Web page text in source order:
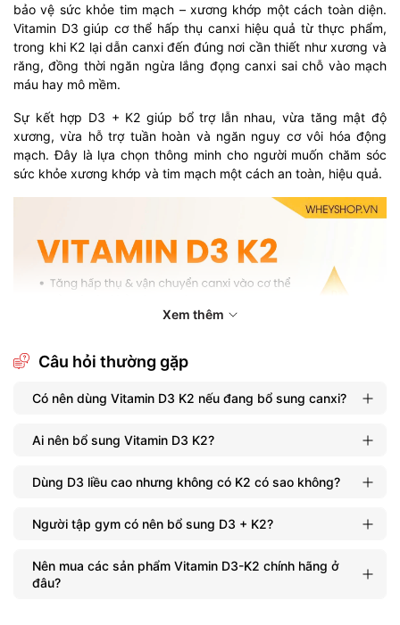
bảo vệ sức khỏe tim mạch – xương khớp một cách toàn diện.
Vitamin D3 giúp cơ thể hấp thụ canxi hiệu quả từ thực phẩm,
trong khi K2 lại dẫn canxi đến đúng nơi cần thiết như xương và
răng, đồng thời ngăn ngừa lắng đọng canxi sai chỗ vào mạch
máu hay mô mềm.
Sự kết hợp D3 + K2 giúp bổ trợ lẫn nhau, vừa tăng mật độ
xương, vừa hỗ trợ tuần hoàn và ngăn nguy cơ vôi hóa động
mạch. Đây là lựa chọn thông minh cho người muốn chăm sóc
sức khỏe xương khớp và tim mạch một cách an toàn, hiệu quả.
Xem thêm
Câu hỏi thường gặp
Có nên dùng Vitamin D3 K2 nếu đang bổ sung canxi?
Ai nên bổ sung Vitamin D3 K2?
Dùng D3 liều cao nhưng không có K2 có sao không?
Người tập gym có nên bổ sung D3 + K2?
Nên mua các sản phẩm Vitamin D3-K2 chính hãng ở
đâu?